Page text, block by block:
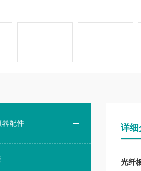
器配件 详细
光纤